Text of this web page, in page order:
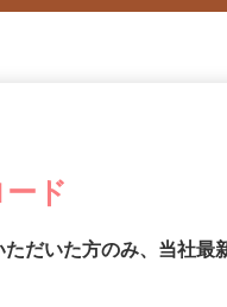
ド
だいた方のみ、当社最